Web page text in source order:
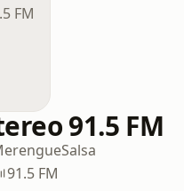
91.5 FM
Salsa
91.5 FM